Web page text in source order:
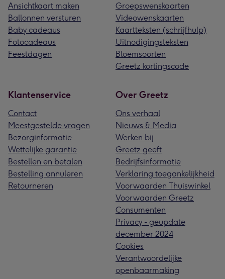
Ansichtkaart maken
Ballonnen versturen
Baby cadeaus
Fotocadeaus
Feestdagen
Groepswenskaarten
Videowenskaarten
Kaartteksten (schrijfhulp)
Uitnodigingsteksten
Bloemsoorten
Greetz kortingscode
Klantenservice
Contact
Meestgestelde vragen
Bezorginformatie
Wettelijke garantie
Bestellen en betalen
Bestelling annuleren
Retourneren
Over Greetz
Ons verhaal
Nieuws & Media
Werken bij
Greetz geeft
Bedrijfsinformatie
Verklaring toegankelijkheid
Voorwaarden Thuiswinkel
Voorwaarden Greetz
Consumenten
Privacy - geupdate
december 2024
Cookies
Verantwoordelijke
openbaarmaking